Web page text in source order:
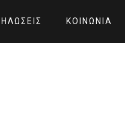
ΚΟΙΝΩΝΊΑ